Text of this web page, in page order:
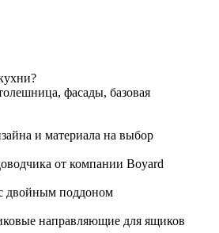
фасады, базовая
и материала на выбор
от компании Boyard
двойным поддоном
направляющие для ящиков